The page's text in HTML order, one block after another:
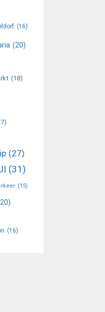
(16)
(20)
(18)
(27)
(31)
(15)
(16)